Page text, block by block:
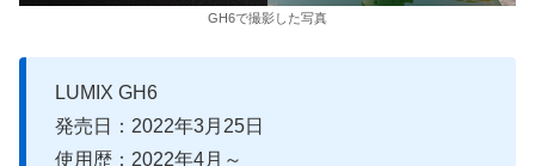
GH6で撮影した写真
LUMIX GH6
発売日：2022年3月25日
使用歴：2022年4月～